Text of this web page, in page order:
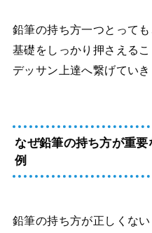
鉛筆の持ち方一つとっても
基礎をしっかり押さえる
デッサン上達へ繋げていき
なぜ鉛筆の持ち方が重
例
鉛筆の持ち方が正しくない